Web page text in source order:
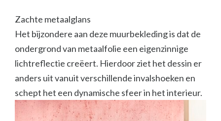
Zachte metaalglans
Het bijzondere aan deze muurbekleding is dat de
ondergrond van metaalfolie een eigenzinnige
lichtreflectie creëert. Hierdoor ziet het dessin er
anders uit vanuit verschillende invalshoeken en
schept het een dynamische sfeer in het interieur.